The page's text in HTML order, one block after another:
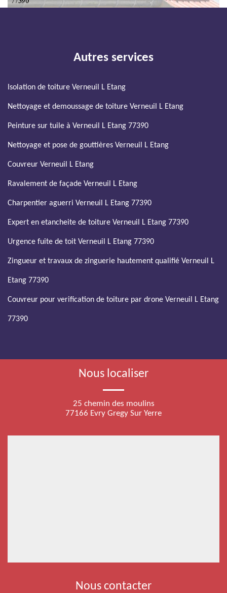
Autres services
Isolation de toiture Verneuil L Etang
Nettoyage et demoussage de toiture Verneuil L Etang
Peinture sur tuile à Verneuil L Etang 77390
Nettoyage et pose de gouttières Verneuil L Etang
Couvreur Verneuil L Etang
Ravalement de façade Verneuil L Etang
Charpentier aguerri Verneuil L Etang 77390
Expert en etancheite de toiture Verneuil L Etang 77390
Urgence fuite de toit Verneuil L Etang 77390
Zingueur et travaux de zinguerie hautement qualifié Verneuil L
Etang 77390
Couvreur pour verification de toiture par drone Verneuil L Etang
77390
Nous localiser
25 chemin des moulins
77166 Evry Gregy Sur Yerre
Nous contacter